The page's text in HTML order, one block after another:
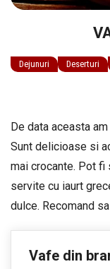
Dejunuri Deserturi
De data aceasta
Sunt delicioase si
mai crocante. Pot fi
servite cu iaurt
dulce. Recomand
Vafe din